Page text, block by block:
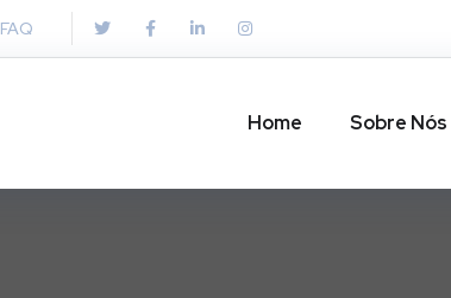
FAQ
Home Sobre Nós